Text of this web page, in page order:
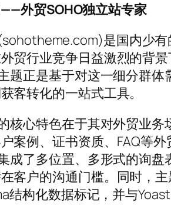
外贸SOHO独立站专家
是国内少
贸行业竞争日益激烈的背
题正是基于对这一细分群
客转化的一站式工具。
核心特色在于其对外贸业
案例、证书资质、FAQ等
成了多位置、多形式的询
客户的沟通门槛。同时，
结构化数据标记，并与